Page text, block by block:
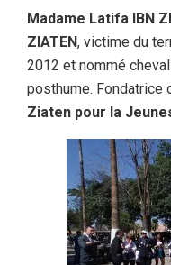
Madame Latifa IBN
ZIATEN, victime du
2012 et nommé
posthume. Fondatrice
Ziaten pour la